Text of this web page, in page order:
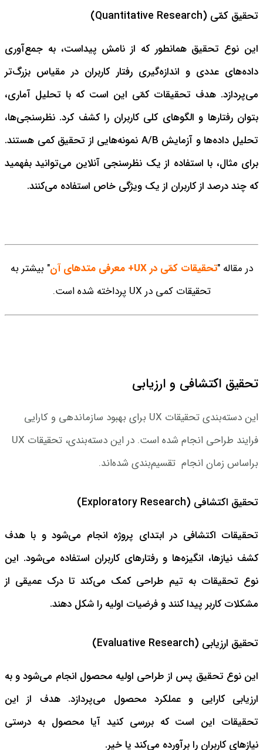
تحقیق کمّی (Quantitative Research)
این نوع تحقیق همانطور که از نامش پیداست، به جمع‌آوری
داده‌های عددی و اندازه‌گیری رفتار کاربران در مقیاس بزرگ‌تر
می‌پردازد. هدف تحقیقات کمّی این است که با تحلیل آماری،
بتوان رفتارها و الگوهای کلی کاربران را کشف کرد. نظرسنجی‌ها،
تحلیل داده‌ها و آزمایش‌ A/B نمونه‌هایی از تحقیق کمی هستند.
برای مثال، با استفاده از یک نظرسنجی آنلاین می‌توانید بفهمید
که چند درصد از کاربران از یک ویژگی خاص استفاده می‌کنند.
در مقاله "تحقیقات کمّی در UX+ معرفی متدهای آن
" بیشتر به
تحقیقات کمی در UX پرداخته شده است.
تحقیق اکتشافی و ارزیابی
این دسته‌بندی تحقیقات UX برای بهبود سازماندهی و کارایی
فرایند طراحی انجام شده است. در این دسته‌بندی، تحقیقات UX
براساس زمان انجام تقسیم‌بندی شده‌اند.
تحقیق اکتشافی (Exploratory Research)
تحقیقات اکتشافی در ابتدای پروژه انجام می‌شود و با هدف
کشف نیازها، انگیزه‌ها و رفتارهای کاربران استفاده می‌شود. این
نوع تحقیقات به تیم طراحی کمک می‌کند تا درک عمیقی از
مشکلات کاربر پیدا کنند و فرضیات اولیه را شکل دهند.
تحقیق ارزیابی (Evaluative Research)
این نوع تحقیق پس از طراحی اولیه محصول انجام می‌شود و به
ارزیابی کارایی و عملکرد محصول می‌پردازد. هدف از این
تحقیقات این است که بررسی کنید آیا محصول به درستی
نیازهای کاربران را برآورده می‌کند یا خیر.